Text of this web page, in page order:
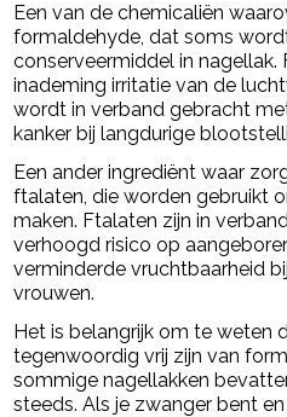
Een van de chemicaliën
formaldehyde, dat soms
conserveermiddel in nagellak.
inademing irritatie van de
wordt in verband gebracht
kanker bij langdurige
Een ander ingrediënt waar
ftalaten, die worden gebruikt
maken. Ftalaten zijn in
verhoogd risico op
verminderde vruchtbaarheid
vrouwen.
Het is belangrijk om te weten
tegenwoordig vrij zijn van
sommige nagellakken
steeds. Als je zwanger bent